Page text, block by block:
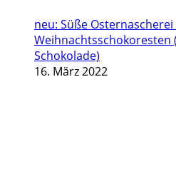
neu: Süße Osternascherei
Weihnachtsschokoresten
Schokolade)
16. März 2022